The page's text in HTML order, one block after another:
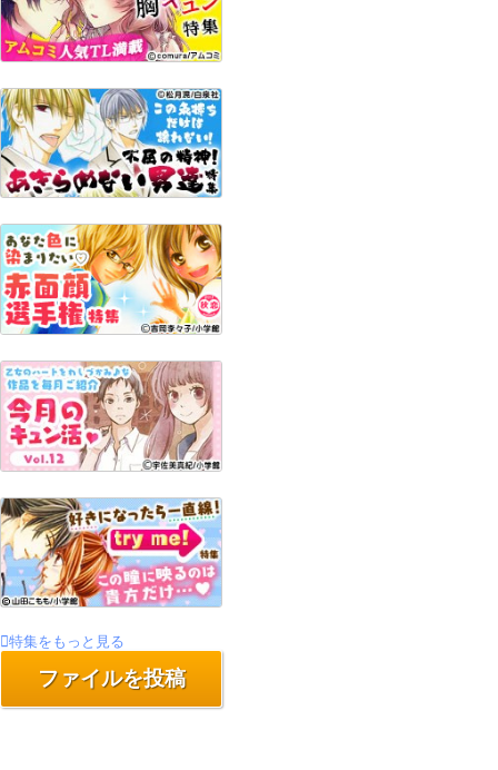
特集をもっと見る
ファイルを投稿